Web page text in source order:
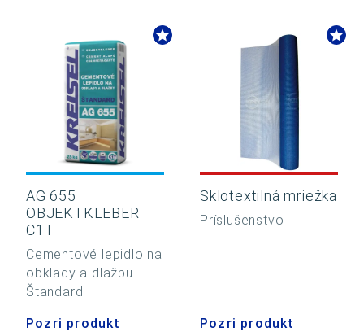
AG 655
OBJEKTKLEBER
C1T
Cementové lepidlo na
obklady a dlažbu
Štandard
Pozri produkt
Sklotextilná mriežka
Príslušenstvo
Pozri produkt